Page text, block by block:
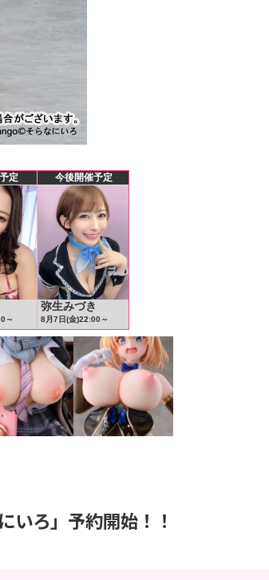
ろ」予約開始！！